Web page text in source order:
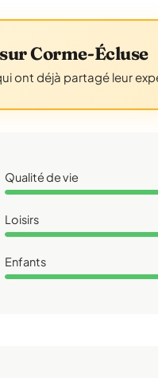
Corme-Écluse
ont déjà partagé leur
Qualité de vie
Loisirs
Enfants